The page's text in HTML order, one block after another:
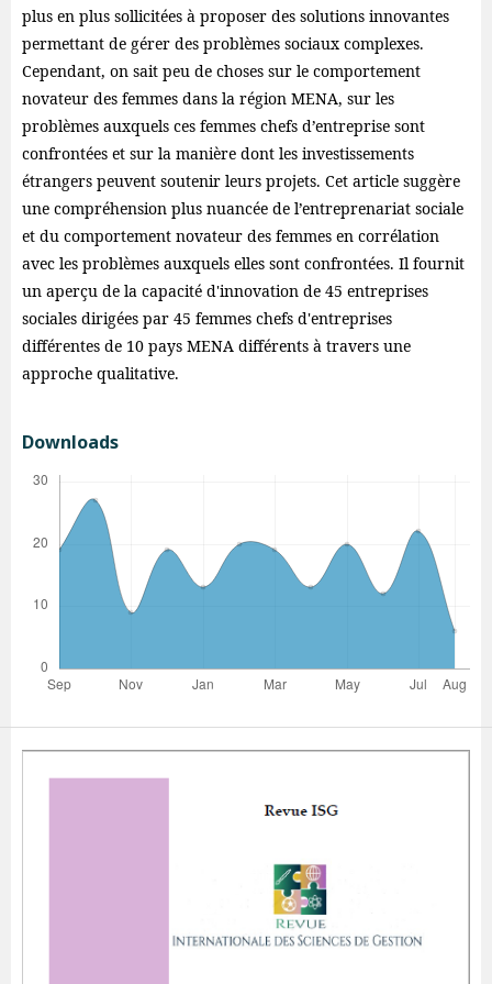
plus en plus sollicitées à proposer des solutions innovantes
permettant de gérer des problèmes sociaux complexes.
Cependant, on sait peu de choses sur le comportement
novateur des femmes dans la région MENA, sur les
problèmes auxquels ces femmes chefs d’entreprise sont
confrontées et sur la manière dont les investissements
étrangers peuvent soutenir leurs projets. Cet article suggère
une compréhension plus nuancée de l’entreprenariat sociale
et du comportement novateur des femmes en corrélation
avec les problèmes auxquels elles sont confrontées. Il fournit
un aperçu de la capacité d'innovation de 45 entreprises
sociales dirigées par 45 femmes chefs d'entreprises
différentes de 10 pays MENA différents à travers une
approche qualitative.
Downloads